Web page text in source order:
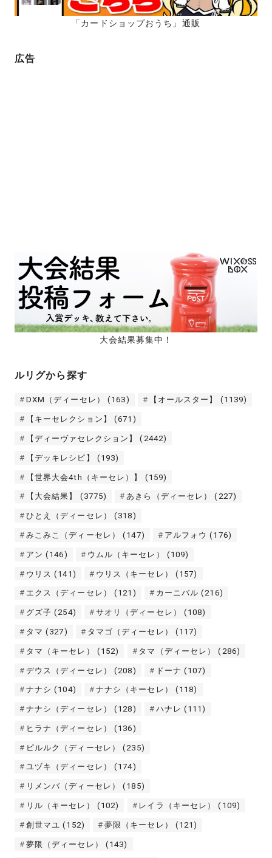
「カードショップおうち」通販
広告
大会結果募集中！
ルリグから探す
DXM（ディーセレ） (163) 【オールスター】 (1139)
【キーセレクション】 (671)
【ディーヴァセレクション】 (2442)
【デッキレシピ】 (193)
【世界大会4th（キーセレ）】 (159)
【大会結果】 (3775) あきら（ディーセレ） (227)
ひとえ（ディーセレ） (318)
みこみこ（ディーセレ） (147) アルフォウ (176)
アン (146) ウムル（キーセレ） (109)
ウリス (141) ウリス（キーセレ） (157)
エクス（ディーセレ） (121) カーニバル (216)
グズ子 (254) サオリ（ディーセレ） (108)
タマ (327) タマゴ（ディーセレ） (117)
タマ（キーセレ） (152) タマ（ディーセレ） (286)
デウス（ディーセレ） (208) ドーナ (107)
ナナシ (104) ナナシ（キーセレ） (118)
ナナシ（ディーセレ） (128) ハナレ (111)
ヒラナ（ディーセレ） (136)
ピルルク（ディーセレ） (235)
ユヅキ（ディーセレ） (174)
リメンバ（ディーセレ） (185)
リル（キーセレ） (102) レイラ（キーセレ） (109)
創世マユ (152) 夢限（キーセレ） (121)
夢限（ディーセレ） (143)